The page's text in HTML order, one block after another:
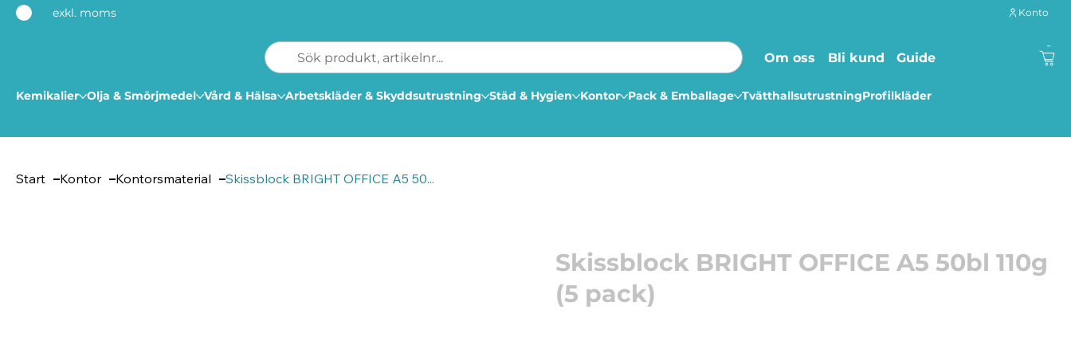
Konto
exkl. moms
Om oss Bli kund Guide
-
Kemikalier Olja & Smörjmedel Vård & Hälsa Arbetskläder & Skyddsutrustning Städ & Hygien Kontor Pack & Emballage TvätthallsutrustningProfilkläder
Start Kontor Kontorsmaterial Skissblock BRIGHT OFFICE A5 50...
Skissblock BRIGHT OFFICE A5 50bl 110g
(5 pack)